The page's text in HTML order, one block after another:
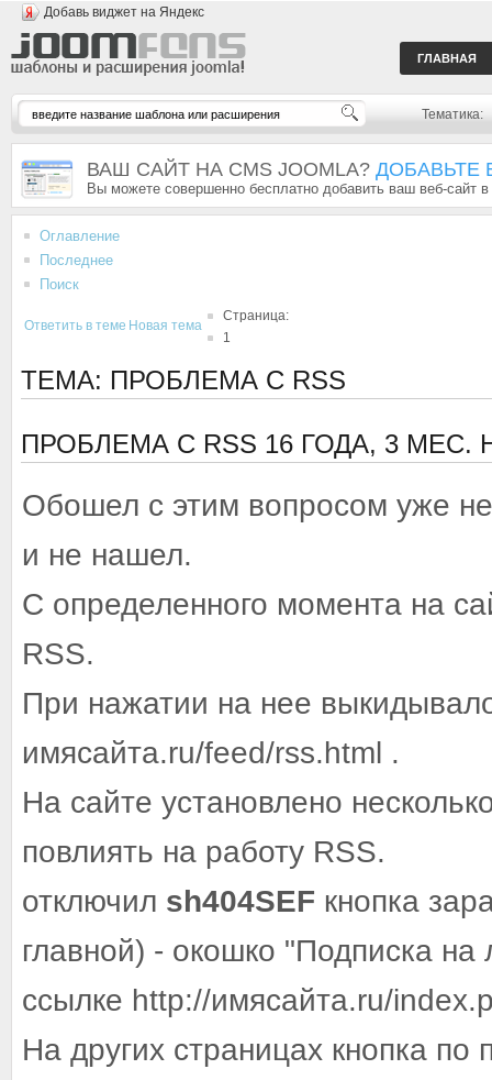
Добавь виджет на Яндекс
ГЛАВНАЯ
Тематика:
ВАШ САЙТ НА CMS JOOMLA? ДОБАВЬТЕ
Вы можете совершенно бесплатно добавить ваш веб-сайт
Оглавление
Последнее
Поиск
Ответить в теме Новая тема
Страница:
1
ТЕМА: ПРОБЛЕМА С RSS
ПРОБЛЕМА С RSS 16 ГОДА, 3 МЕС.
Обошел с этим вопросом уже
и не нашел.
С определенного момента на
RSS.
При нажатии на нее
имясайта.ru/feed/rss.html .
На сайте установлено
повлиять на работу RSS.
отключил sh404SEF кнопка
главной) - окошко "Подписка на
ссылке http://имясайта.ru/
На других страницах кнопка